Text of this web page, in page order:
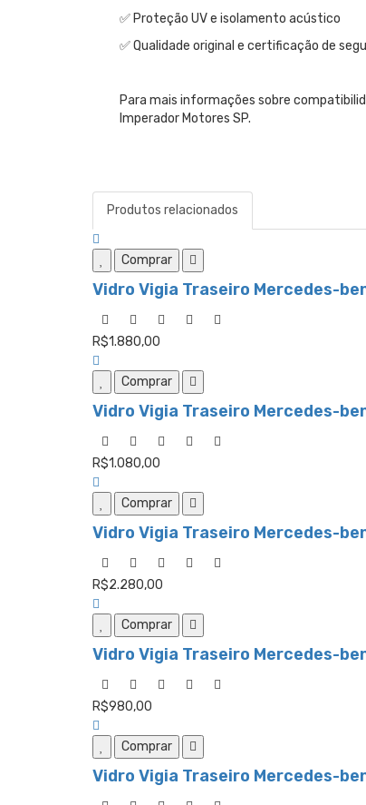
✅ Proteção UV e isolamento acústico
✅ Qualidade original e certificação de
Para mais informações sobre
Imperador Motores SP.
Produtos relacionados
Comprar
Vidro Vigia Traseiro Mercedes-
R$1.880,00
Comprar
Vidro Vigia Traseiro Mercedes-
R$1.080,00
Comprar
Vidro Vigia Traseiro Mercedes-
R$2.280,00
Comprar
Vidro Vigia Traseiro Mercedes-
R$980,00
Comprar
Vidro Vigia Traseiro Mercedes-